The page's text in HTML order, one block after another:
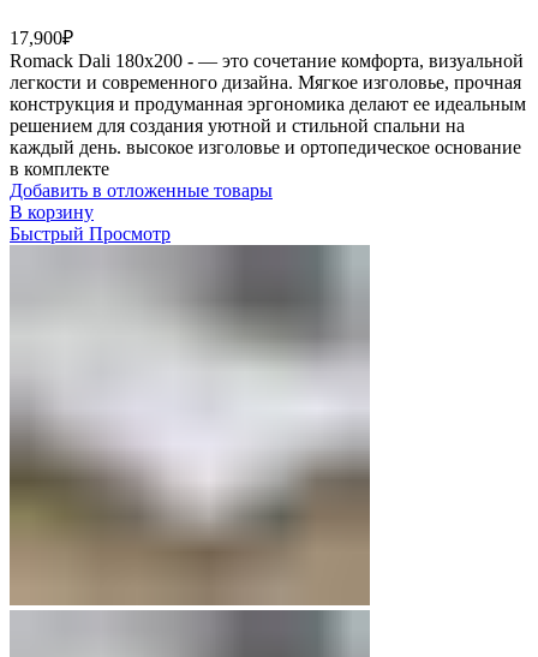
17,900₽
Romack Dali 180x200 - — это сочетание комфорта, визуальной
легкости и современного дизайна. Мягкое изголовье, прочная
конструкция и продуманная эргономика делают ее идеальным
решением для создания уютной и стильной спальни на
каждый день. высокое изголовье и ортопедическое основание
в комплекте
Добавить в отложенные товары
В корзину
Быстрый Просмотр